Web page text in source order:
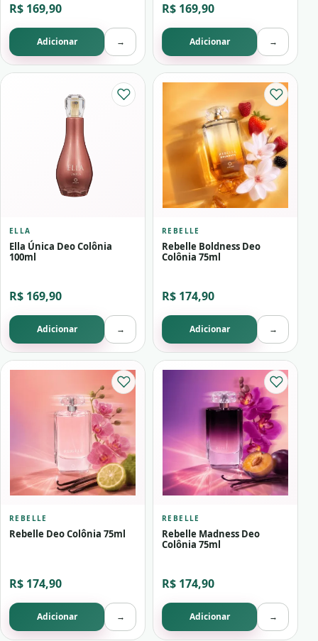
R$ 169,90
Adicionar →
R$ 169,90
Adicionar →
ELLA
Ella Única Deo Colônia
100ml
R$ 169,90
Adicionar →
REBELLE
Rebelle Boldness Deo
Colônia 75ml
R$ 174,90
Adicionar →
REBELLE
Rebelle Deo Colônia 75ml
R$ 174,90
Adicionar →
REBELLE
Rebelle Madness Deo
Colônia 75ml
R$ 174,90
Adicionar →